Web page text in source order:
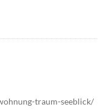
traum-seeblick/